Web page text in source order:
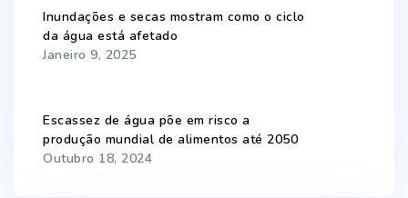
Inundações e secas mostram como o ciclo
da água está afetado
Janeiro 9, 2025
Escassez de água põe em risco a
produção mundial de alimentos até 2050
Outubro 18, 2024